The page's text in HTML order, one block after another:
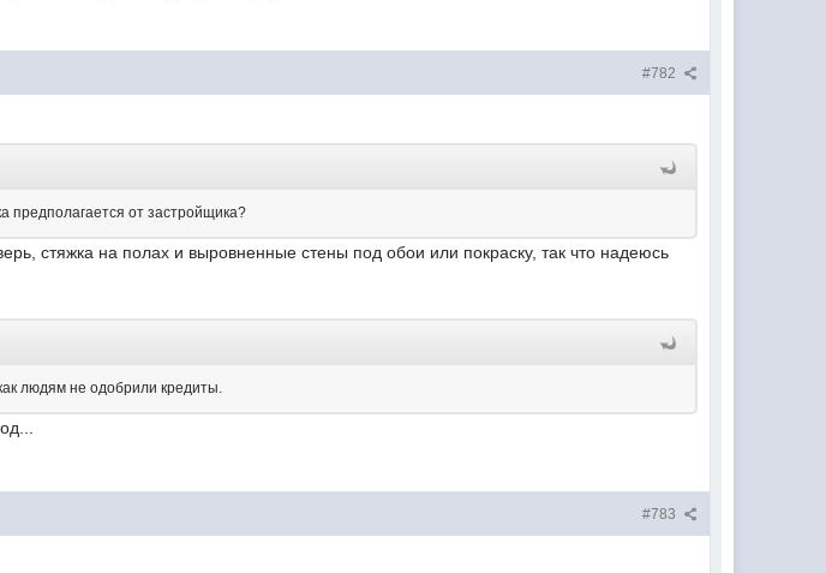
#782
предполагается от застройщика?
стяжка на полах и выровненные стены под обои или покраску, так что надеюсь
людям не одобрили кредиты.
#783